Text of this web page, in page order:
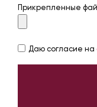
Прикрепленные
Даю согласие на